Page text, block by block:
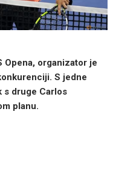
Opena, organizator je
S jedne
s druge Carlos
planu.